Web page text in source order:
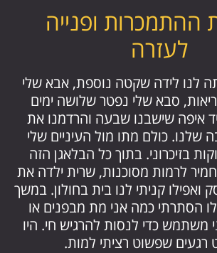
ופנייה
לעזרה
36, הייתה לנו לידה שקטה נוספת, אבא שלי
סבא שלי נפטר שלושה ימים
איפה שישבנו שבעה והרדמנו את
שלנו. כולם מתו מול העיניים שלי
בזיכרוני. בתוך כל הבלאגן הזה
לרמות מסוכנות, שרית ילדה את
קניתי לנו בית בחולון. במשך
הסתרתי כמה אני מת מבפנים או
משתמש כדי לנסות להרגיש חי. היו
רגעים שפשוט רציתי למות.